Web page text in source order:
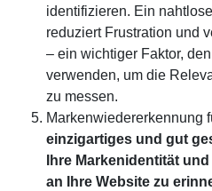
identifizieren. Ein
reduziert Frustration und
– ein wichtiger Faktor,
verwenden, um die
zu messen.
Markenwiedererkennung
einzigartiges und gut
Ihre Markenidentität
an Ihre Website zu